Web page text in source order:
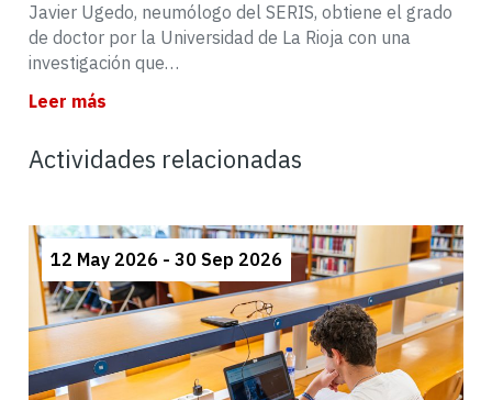
Javier Ugedo, neumólogo del SERIS, obtiene el grado
de doctor por la Universidad de La Rioja con una
investigación que…
Leer más
Actividades relacionadas
12 May 2026 - 30 Sep 2026